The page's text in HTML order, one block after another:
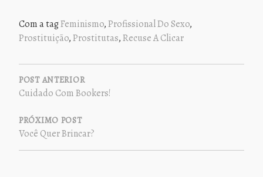
Com a tagFeminismo,Profissional Do Sexo,
Prostituição,Prostitutas,Recuse A Clicar
NAVEGAÇÃO
DE
POST
POST ANTERIOR
Cuidado Com Bookers!
PRÓXIMO POST
Você Quer Brincar?